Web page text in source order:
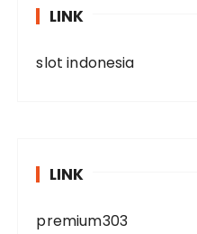
LINK
slot indonesia
LINK
premium303